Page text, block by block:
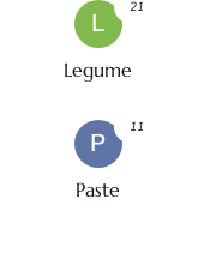
L
Legume
21
P
Paste
11